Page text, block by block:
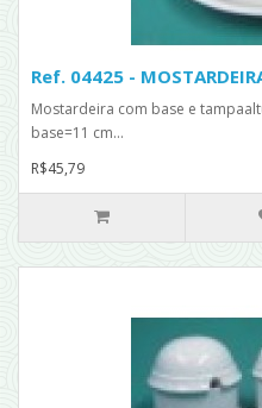
Ref. 04425 -
Mostardeira com base e
base=11 cm...
R$45,79